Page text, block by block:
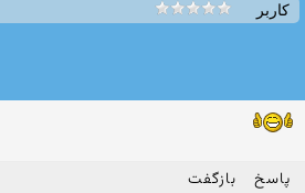
کاربر
پاسخ بازگفت